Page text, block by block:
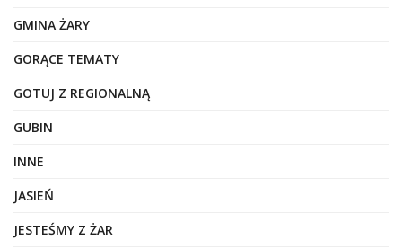
GMINA ŻARY
GORĄCE TEMATY
GOTUJ Z REGIONALNĄ
GUBIN
INNE
JASIEŃ
JESTEŚMY Z ŻAR